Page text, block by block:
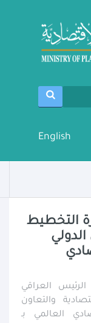
English
التخطيط
الدولي
العراقي
والتعاون
العالمي بـ